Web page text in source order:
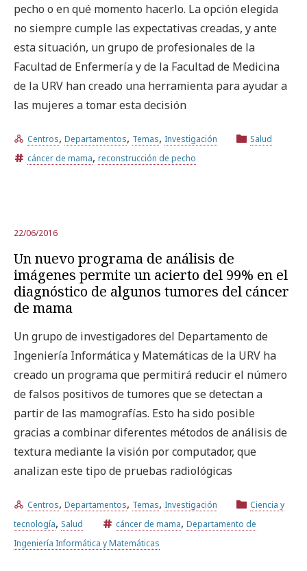
Prueba la búsqueda avanzada
Suscríbete a los boletines electrónicos de la URV
ESPAÑOL CATALÀ ENGLISH
pecho o en qué momento hacerlo. La opción elegida
no siempre cumple las expectativas creadas, y ante
esta situación, un grupo de profesionales de la
Facultad de Enfermería y de la Facultad de Medicina
de la URV han creado una herramienta para ayudar a
las mujeres a tomar esta decisión
Centros, Departamentos, Temas, Investigación
Salud
cáncer de mama, reconstrucción de pecho
22/06/2016
Un nuevo programa de análisis de
imágenes permite un acierto del 99% en el
diagnóstico de algunos tumores del cáncer
de mama
Un grupo de investigadores del Departamento de
Ingeniería Informática y Matemáticas de la URV ha
creado un programa que permitirá reducir el número
de falsos positivos de tumores que se detectan a
partir de las mamografías. Esto ha sido posible
gracias a combinar diferentes métodos de análisis de
textura mediante la visión por computador, que
analizan este tipo de pruebas radiológicas
Centros, Departamentos, Temas, Investigación
Ciencia y
tecnología, Salud cáncer de mama, Departamento de
Ingeniería Informática y Matemáticas